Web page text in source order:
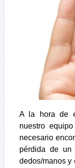
A la hora de
nuestro
necesario
pérdida de un
dedos/manos y